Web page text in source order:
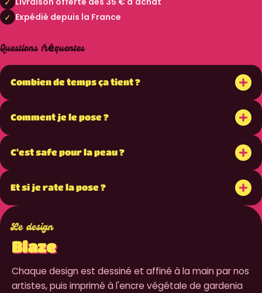
✓ Expédié depuis la France
Questions fréquentes
Combien de temps ça tient ? +
Comment je le pose ? +
C'est safe pour la peau ? +
Et si je rate la pose ? +
Le design
Blaze
Chaque design est dessiné et affiné à la main par nos
artistes, puis imprimé à l'encre végétale de gardenia